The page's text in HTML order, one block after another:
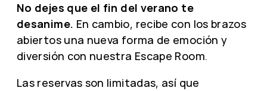
No dejes que el fin del verano te
desanime. En cambio, recibe con los brazos
abiertos una nueva forma de emoción y
diversión con nuestra Escape Room.
Las reservas son limitadas, así que